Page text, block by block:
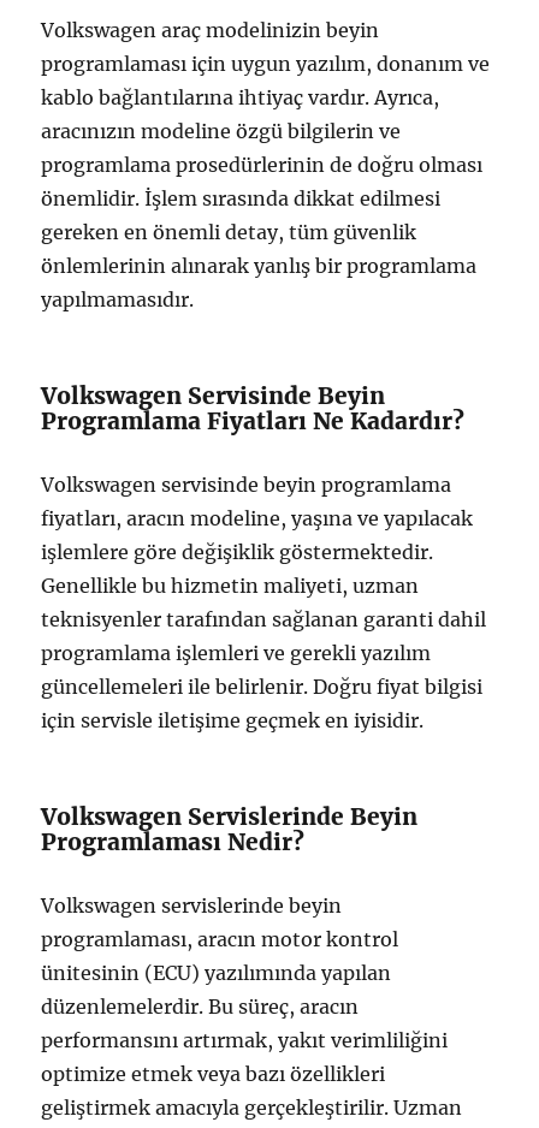
Volkswagen araç modelinizin beyin
programlaması için uygun yazılım, donanım ve
kablo bağlantılarına ihtiyaç vardır. Ayrıca,
aracınızın modeline özgü bilgilerin ve
programlama prosedürlerinin de doğru olması
önemlidir. İşlem sırasında dikkat edilmesi
gereken en önemli detay, tüm güvenlik
önlemlerinin alınarak yanlış bir programlama
yapılmamasıdır.
Volkswagen Servisinde Beyin
Programlama Fiyatları Ne Kadardır?
Volkswagen servisinde beyin programlama
fiyatları, aracın modeline, yaşına ve yapılacak
işlemlere göre değişiklik göstermektedir.
Genellikle bu hizmetin maliyeti, uzman
teknisyenler tarafından sağlanan garanti dahil
programlama işlemleri ve gerekli yazılım
güncellemeleri ile belirlenir. Doğru fiyat bilgisi
için servisle iletişime geçmek en iyisidir.
Volkswagen Servislerinde Beyin
Programlaması Nedir?
Volkswagen servislerinde beyin
programlaması, aracın motor kontrol
ünitesinin (ECU) yazılımında yapılan
düzenlemelerdir. Bu süreç, aracın
performansını artırmak, yakıt verimliliğini
optimize etmek veya bazı özellikleri
geliştirmek amacıyla gerçekleştirilir. Uzman